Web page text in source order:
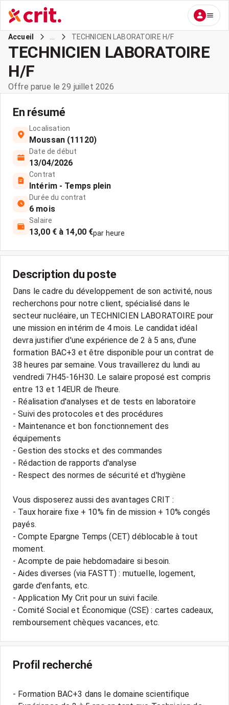
Accueil TECHNICIEN LABORATOIRE H/F
TECHNICIEN LABORATOIRE
H/F
Offre parue le 29 juillet 2026
En résumé
Localisation
Moussan (11120)
Date de début
13/04/2026
Contrat
Intérim - Temps plein
Durée du contrat
6 mois
Salaire
13,00 € à 14,00 €par heure
Description du poste
Dans le cadre du développement de son activité, nous
recherchons pour notre client, spécialisé dans le
secteur nucléaire, un TECHNICIEN LABORATOIRE pour
une mission en intérim de 4 mois. Le candidat idéal
devra justifier d'une expérience de 2 à 5 ans, d'une
formation BAC+3 et être disponible pour un contrat de
38 heures par semaine. Vous travaillerez du lundi au
vendredi 7H45-16H30. Le salaire proposé est compris
entre 13 et 14EUR de l'heure.
- Réalisation d'analyses et de tests en laboratoire
- Suivi des protocoles et des procédures
- Maintenance et bon fonctionnement des
équipements
- Gestion des stocks et des commandes
- Rédaction de rapports d'analyse
- Respect des normes de sécurité et d'hygiène
Vous disposerez aussi des avantages CRIT :
- Taux horaire fixe + 10% fin de mission + 10% congés
payés.
- Compte Epargne Temps (CET) déblocable à tout
moment.
- Acompte de paie hebdomadaire si besoin.
- Aides diverses (via FASTT) : mutuelle, logement,
garde d'enfants, etc.
- Application My Crit pour un suivi facile.
- Comité Social et Économique (CSE) : cartes cadeaux,
Profil recherché
- Formation BAC+3 dans le domaine scientifique